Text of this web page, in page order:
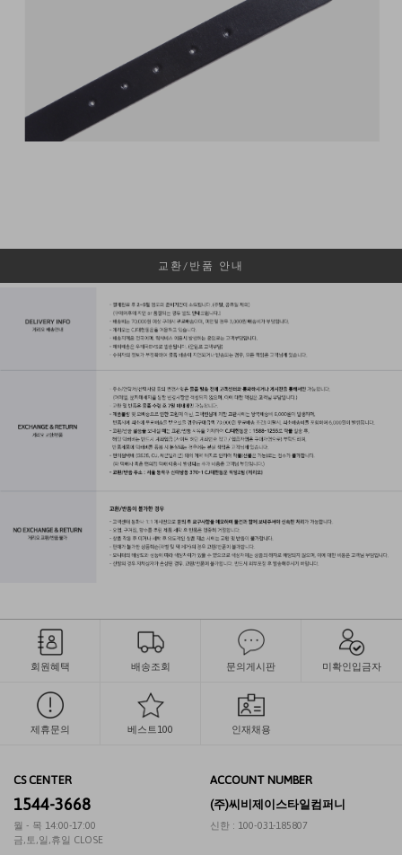
교환/반품 안내
회원혜택 배송조회 문의게시판 미확인입금자
제휴문의 베스트100 인재채용
CS CENTER
1544-3668
월 - 목 14:00-17:00
금,토,일,휴일 CLOSE
ACCOUNT NUMBER
(주)씨비제이스타일컴퍼니
신한 : 100-031-185807